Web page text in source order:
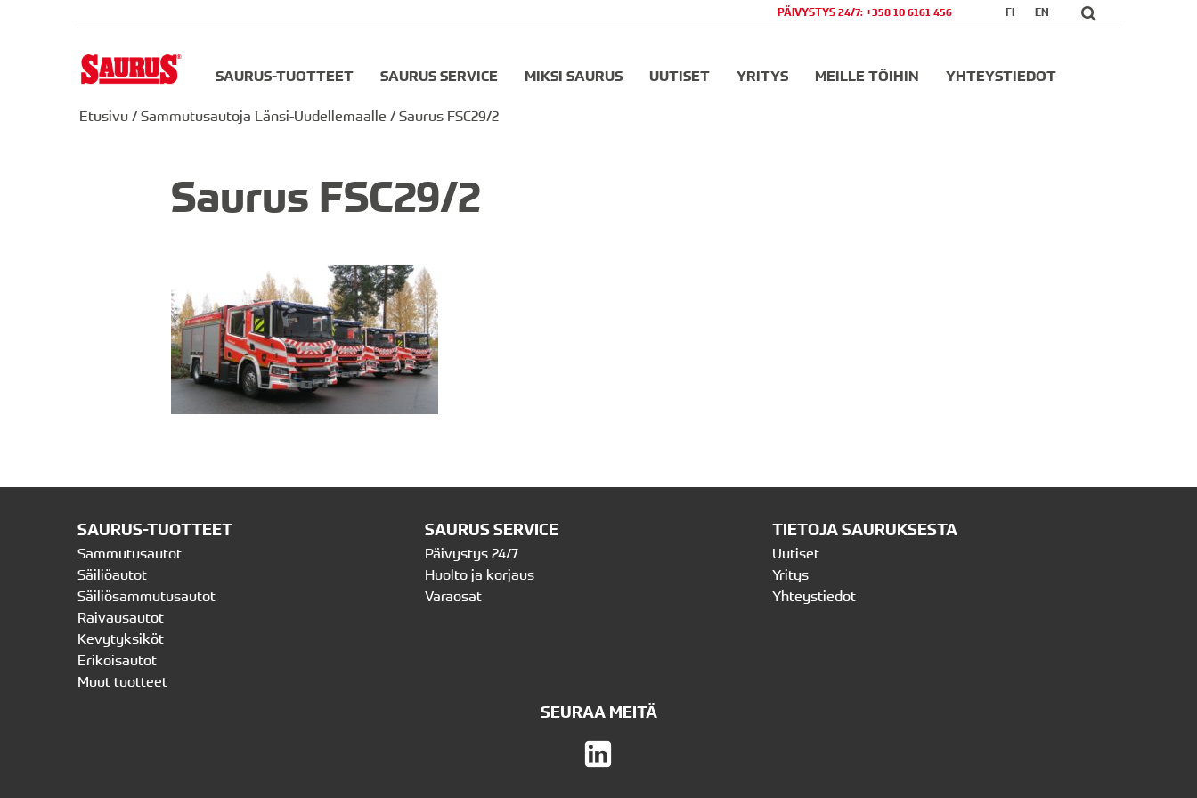
FI EN
PÄIVYSTYS 24/7: +358 10 6161 456
SAURUS-TUOTTEET SAURUS SERVICE MIKSI SAURUS UUTISET YRITYS MEILLE TÖIHIN YHTEYSTIEDOT
Etusivu / Sammutusautoja Länsi-Uudellemaalle / Saurus FSC29/2
Saurus FSC29/2
SAURUS-TUOTTEET
Sammutusautot
Säiliöautot
Säiliösammutusautot
Raivausautot
Kevytyksiköt
Erikoisautot
Muut tuotteet
SAURUS SERVICE
Päivystys 24/7
Huolto ja korjaus
Varaosat
TIETOJA SAURUKSESTA
Uutiset
Yritys
Yhteystiedot
SEURAA MEITÄ